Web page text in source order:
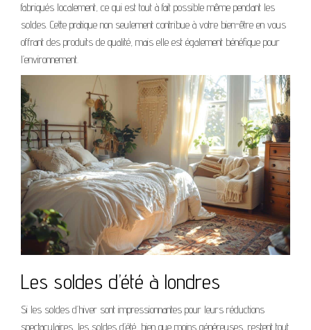
fabriqués localement, ce qui est tout à fait possible même pendant les
soldes. Cette pratique non seulement contribue à votre bien-être en vous
offrant des produits de qualité, mais elle est également bénéfique pour
l’environnement.
Les soldes d’été à londres
Si les soldes d’hiver sont impressionnantes pour leurs réductions
spectaculaires, les soldes d’été, bien que moins généreuses, restent tout